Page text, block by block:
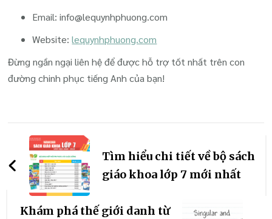
Email:info@lequynhphuong.com
Website:lequynhphuong.com
Đừng ngần ngại liên hệ để được hỗ trợ tốt nhất trên con
đường chinh phục tiếng Anh của bạn!
Điều
hướng
bài
viết
Tìm hiểu chi tiết về bộ sách
giáo khoa lớp 7 mới nhất
Khám phá thế giới danh từ